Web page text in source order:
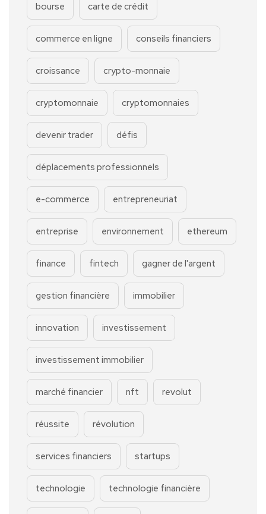
bourse carte de crédit
commerce en ligne conseils financiers
croissance crypto-monnaie
cryptomonnaie cryptomonnaies
devenir trader défis
déplacements professionnels
e-commerce entrepreneuriat
entreprise environnement ethereum
finance fintech gagner de l'argent
gestion financière immobilier
innovation investissement
investissement immobilier
marché financier nft revolut
réussite révolution
services financiers startups
technologie technologie financière